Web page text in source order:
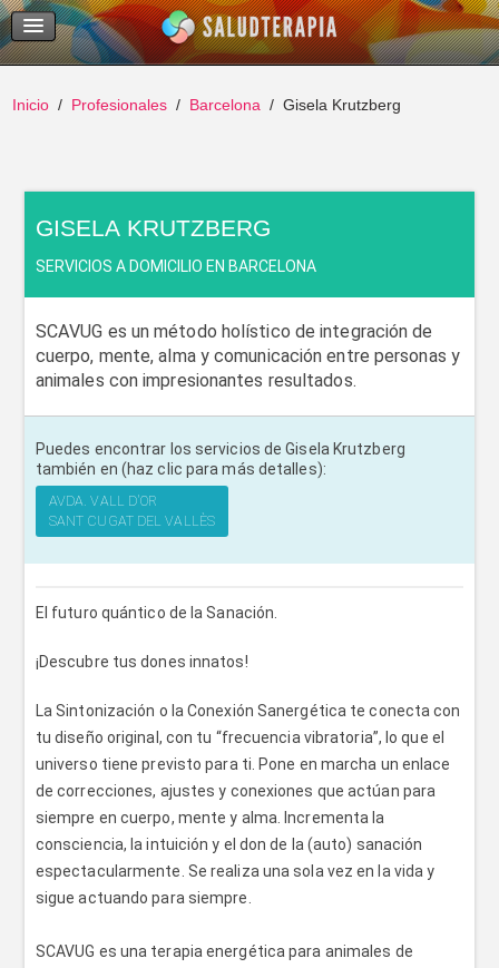
Temas Recientes
Buscar
Inicio Profesionales Barcelona Gisela Krutzberg
GISELA KRUTZBERG
SERVICIOS A DOMICILIO EN BARCELONA
SCAVUG es un método holístico de integración de
cuerpo, mente, alma y comunicación entre personas y
animales con impresionantes resultados.
Puedes encontrar los servicios de Gisela Krutzberg
también en (haz clic para más detalles):
AVDA. VALL D'OR
SANT CUGAT DEL VALLÈS
El futuro quántico de la Sanación.
¡Descubre tus dones innatos!
La Sintonización o la Conexión Sanergética te conecta con
tu diseño original, con tu “frecuencia vibratoria”, lo que el
universo tiene previsto para ti. Pone en marcha un enlace
de correcciones, ajustes y conexiones que actúan para
siempre en cuerpo, mente y alma. Incrementa la
consciencia, la intuición y el don de la (auto) sanación
espectacularmente. Se realiza una sola vez en la vida y
sigue actuando para siempre.
SCAVUG es una terapia energética para animales de